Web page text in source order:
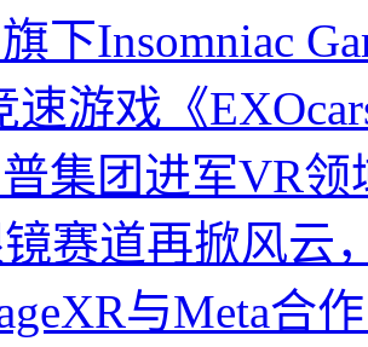
下Insomniac
速游戏《
集团进军VR
赛道再掀风云
与Meta合